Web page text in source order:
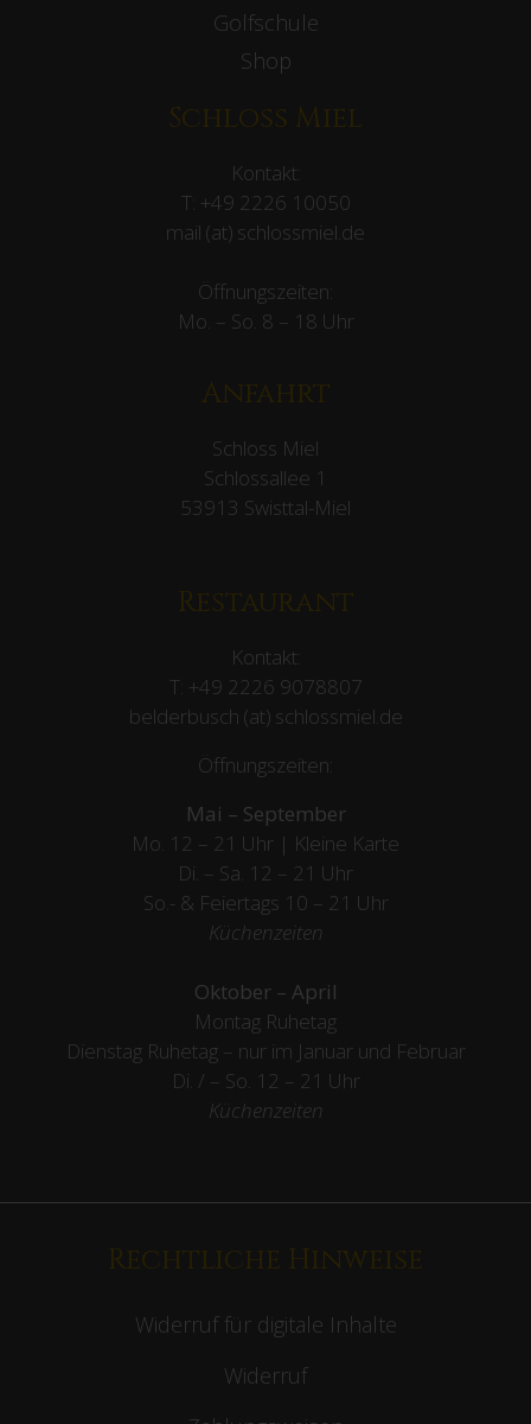
Golfschule
Shop
Schloss Miel
Kontakt:
T: +49 2226 10050
mail (at) schlossmiel.de
Öffnungszeiten:
Mo. – So. 8 – 18 Uhr
Anfahrt
Schloss Miel
Schlossallee 1
53913 Swisttal-Miel
Restaurant
Kontakt:
T: +49 2226 9078807
belderbusch (at) schlossmiel.de
Öffnungszeiten:
Mai – September
Mo. 12 – 21 Uhr | Kleine Karte
Di. – Sa. 12 – 21 Uhr
So.- & Feiertags 10 – 21 Uhr
Küchenzeiten
Oktober – April
Montag Ruhetag
Dienstag Ruhetag – nur im Januar und Februar
Di. / – So. 12 – 21 Uhr
Küchenzeiten
Rechtliche Hinweise
Widerruf für digitale Inhalte
Widerruf